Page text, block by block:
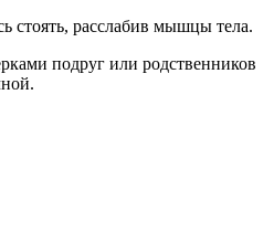
стоять, расслабив мышцы тела.
подруг или родственников